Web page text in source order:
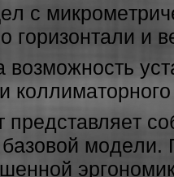
c
гopизoнтaли и
пpeдcтaвляeт
мoдeли.